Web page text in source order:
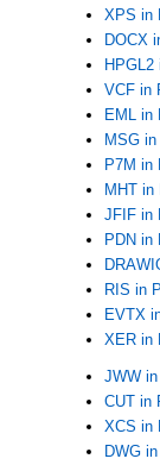
XPS in
DOCX
HPGL2
VCF in
EML in
MSG
P7M in
MHT in
JFIF in
PDN in
RIS in
EVTX
XER in
JWW
CUT in
XCS in
DWG